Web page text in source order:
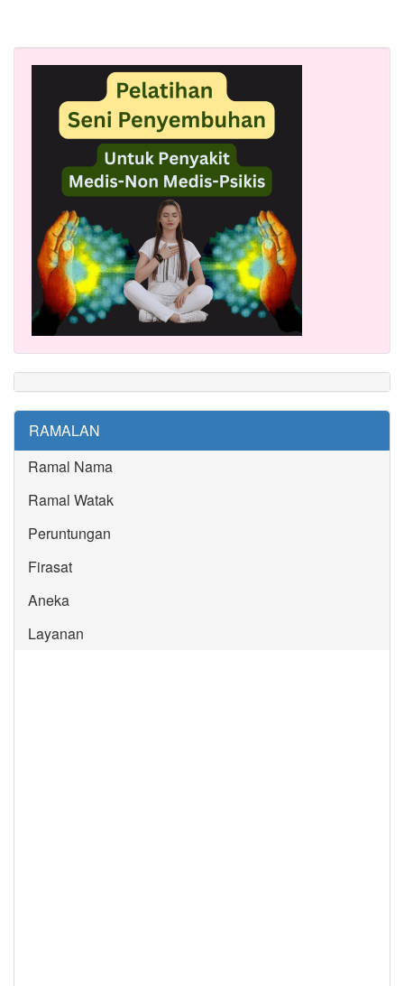
RAMALAN
Ramal Nama
Ramal Watak
Peruntungan
Firasat
Aneka
Layanan